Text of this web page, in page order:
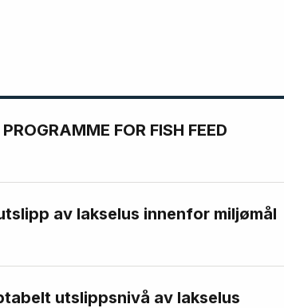
FOR FISH FEED
av lakselus innenfor miljømål
utslippsnivå av lakselus